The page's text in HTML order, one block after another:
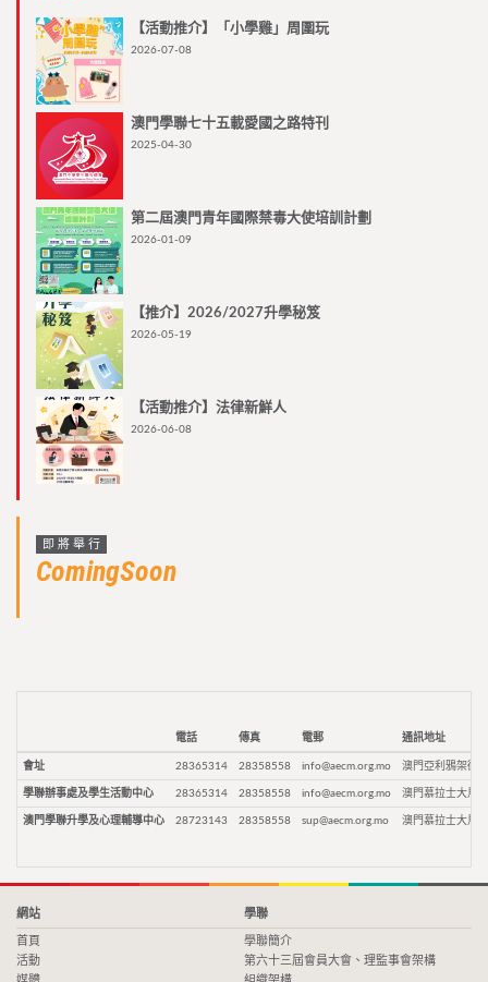
【活動推介】「小學雞」周圍玩
2026-07-08
澳門學聯七十五載愛國之路特刊
2025-04-30
第二屆澳門青年國際禁毒大使培訓計劃
2026-01-09
【推介】2026/2027升學秘笈
2026-05-19
【活動推介】法律新鮮人
2026-06-08
即將舉行
ComingSoon
電話 傳真 電郵 通訊地址
會址 28365314 28358558 info@aecm.org.mo 澳門亞利鴉架街9
學聯辦事處及學生活動中心 28365314 28358558 info@aecm.org.mo 澳門慕拉士大馬
澳門學聯升學及心理輔導中心 28723143 28358558 sup@aecm.org.mo 澳門慕拉士大馬
網站
首頁
活動
學聯
學聯簡介
第六十三屆會員大會、理監事會架構